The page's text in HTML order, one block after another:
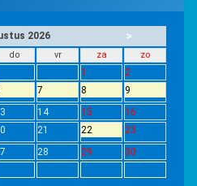
2026 >
do vr za zo
1
2
7 8
9
14 15
16
21 22
23
28 29
30